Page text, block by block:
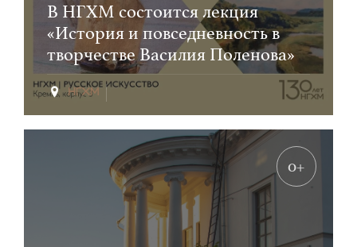
В НГХМ состоится лекция
«История и повседневность в
творчестве Василия Поленова»
0+